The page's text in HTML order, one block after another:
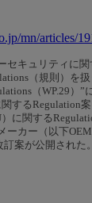
mn/articles/
セキュリティに関
（規則）を扱
（WP.29）”
するRegulation
）に関する
ーカー（以下
案が公開された